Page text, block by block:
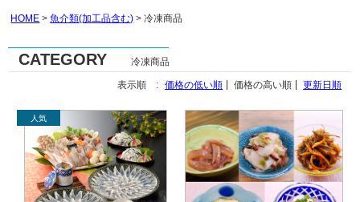
HOME 魚介類(加工品含む) 冷凍商品
CATEGORY 冷凍商品
表示順 : 価格の低い順 価格の高い順 更新日順